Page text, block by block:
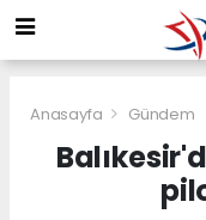
Anasayfa Gündem